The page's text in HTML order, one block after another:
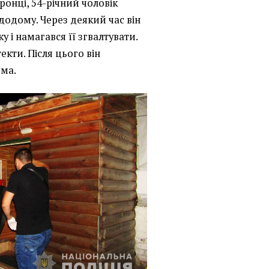
54-річний чоловік
Через деякий час він
і намагався її згвалтувати.
Після цього він